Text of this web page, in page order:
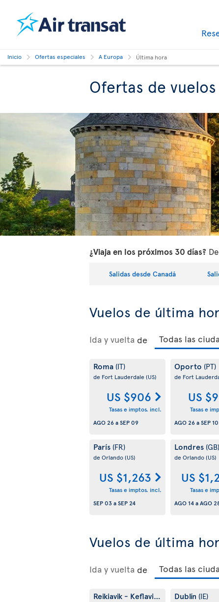
Inicio Ofertas especiales A Europa Última hora
Ofertas de
¿Viaja en los próximos 30 días?
Salidas desde Canadá
Vuelos de última
Ida y vuelta de
Roma (IT)
de Fort Lauderdale (US)
US $906
Tasas e imptos. incl.
AGO 26aSEP 09
Oporto (PT)
de Fort
US
Tasas e
AGO 26aSEP 10
París (FR)
de Orlando(US)
US $1,263
Tasas e imptos. incl.
SEP 03aSEP 24
Londres (GB)
de Orlando(US)
US
Tasas e
AGO 14aAGO
Vuelos de última
Ida y vuelta de
Reikiavik - Keflavik(IS) Dublín (IE)